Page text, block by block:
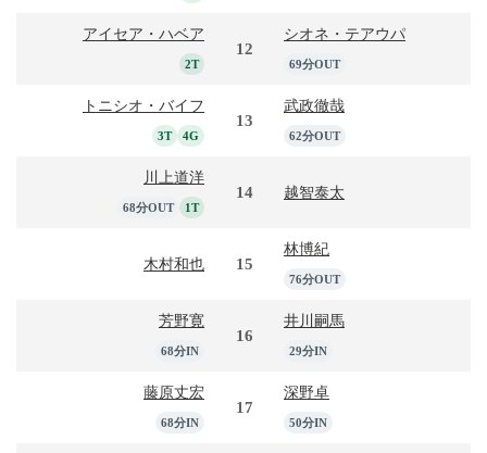
アイセア・ハベア
2T
12
シオネ・テアウパ
69分OUT
トニシオ・バイフ
3T 4G
13
武政徹哉
62分OUT
川上道洋
68分OUT 1T
14 越智泰太
木村和也 15
林博紀
76分OUT
芳野寛
68分IN
16
井川嗣馬
29分IN
藤原丈宏
68分IN
17
深野卓
50分IN